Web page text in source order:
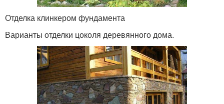
Отделка клинкером фундамента
Варианты отделки цоколя деревянного дома.